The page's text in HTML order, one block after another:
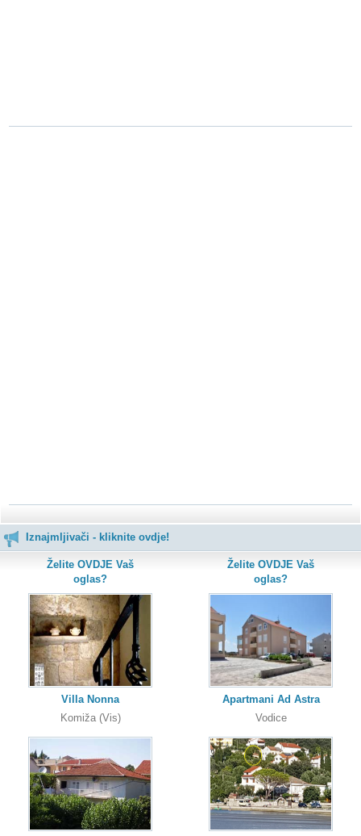
Iznajmljivači - kliknite ovdje!
Želite OVDJE Vaš
oglas?
Villa Nonna
Komiža (Vis)
Želite OVDJE Vaš
oglas?
Apartmani Ad Astra
Vodice